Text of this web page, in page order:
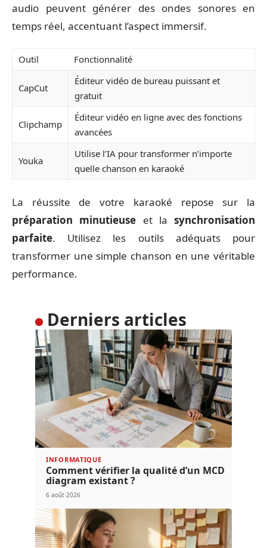
audio peuvent générer des ondes sonores en
temps réel, accentuant l’aspect immersif.
Outil Fonctionnalité
CapCut
Éditeur vidéo de bureau puissant et
gratuit
Clipchamp
Éditeur vidéo en ligne avec des fonctions
avancées
Youka
Utilise l’IA pour transformer n’importe
quelle chanson en karaoké
La réussite de votre karaoké repose sur la
préparation minutieuse et la synchronisation
parfaite. Utilisez les outils adéquats pour
transformer une simple chanson en une véritable
performance.
Derniers articles
INFORMATIQUE
Comment vérifier la qualité d’un MCD
diagram existant ?
6 août 2026